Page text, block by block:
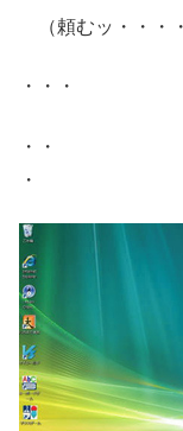
（頼むッ・・・
・・・
・・
・